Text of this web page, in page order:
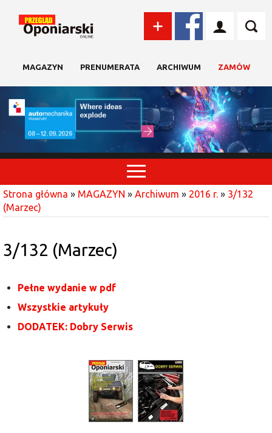
MAGAZYN PRENUMERATA ARCHIWUM ZAMÓW
Strona główna » MAGAZYN » Archiwum » 2016 r. » 3/132
(Marzec)
3/132 (Marzec)
Pełne wydanie w pdf
Wszystkie artykuły
DODATEK: Dobry Serwis